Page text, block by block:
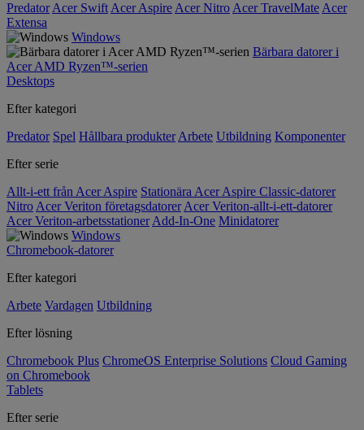
Predator Acer Swift Acer Aspire Acer Nitro Acer TravelMate Acer
Extensa
Windows
Bärbara datorer i
Acer AMD Ryzen™-serien
Desktops
Efter kategori
Predator Spel Hållbara produkter Arbete Utbildning Komponenter
Efter serie
Allt-i-ett från Acer Aspire Stationära Acer Aspire Classic-datorer
Nitro Acer Veriton företagsdatorer Acer Veriton-allt-i-ett-datorer
Acer Veriton-arbetsstationer Add-In-One Minidatorer
Windows
Chromebook-datorer
Efter kategori
Arbete Vardagen Utbildning
Efter lösning
Chromebook Plus ChromeOS Enterprise Solutions Cloud Gaming
on Chromebook
Tablets
Efter serie